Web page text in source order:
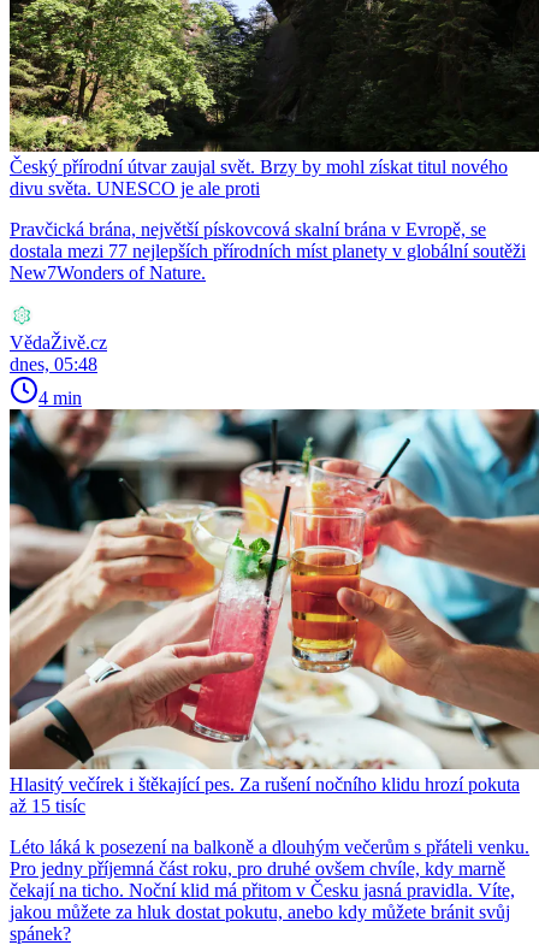
Český přírodní útvar zaujal svět. Brzy by mohl získat titul nového
divu světa. UNESCO je ale proti
Pravčická brána, největší pískovcová skalní brána v Evropě, se
dostala mezi 77 nejlepších přírodních míst planety v globální soutěži
New7Wonders of Nature.
VědaŽivě.cz
dnes, 05:48
4 min
Hlasitý večírek i štěkající pes. Za rušení nočního klidu hrozí pokuta
až 15 tisíc
Léto láká k posezení na balkoně a dlouhým večerům s přáteli venku.
Pro jedny příjemná část roku, pro druhé ovšem chvíle, kdy marně
čekají na ticho. Noční klid má přitom v Česku jasná pravidla. Víte,
jakou můžete za hluk dostat pokutu, anebo kdy můžete bránit svůj
spánek?